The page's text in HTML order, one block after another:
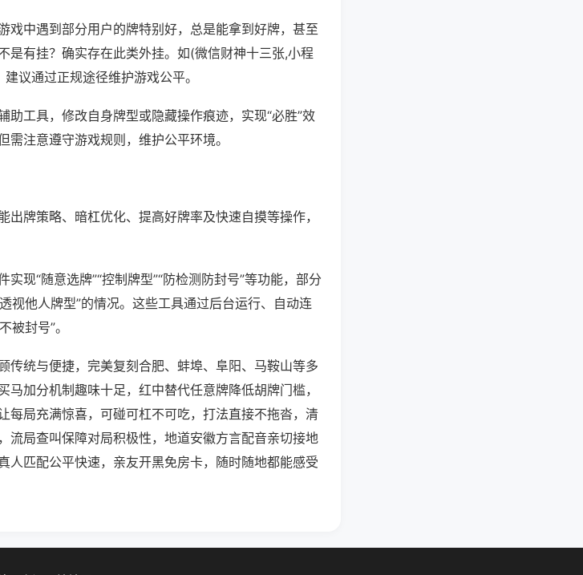
戏中遇到部分用户的牌特别好，总是能拿到好牌，甚至
是有挂？确实存在此类外挂。如(微信财神十三张,小程
议通过正规途径维护游戏公平。
助工具，修改自身牌型或隐藏操作痕迹，实现“必胜”效
注意遵守游戏规则，维护公平环境。
牌策略、暗杠优化、提高好牌率及快速自摸等操作，
现“随意选牌”“控制牌型”“防检测防封号”等功能，部分
视他人牌型”的情况。这些工具通过后台运行、自动连
被封号”。
传统与便捷，完美复刻合肥、蚌埠、阜阳、马鞍山等多
加分机制趣味十足，红中替代任意牌降低胡牌门槛，
每局充满惊喜，可碰可杠不可吃，打法直接不拖沓，清
流局查叫保障对局积极性，地道安徽方言配音亲切接地
人匹配公平快速，亲友开黑免房卡，随时随地都能感受